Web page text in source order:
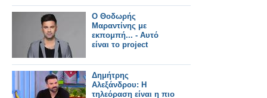
Ο Θοδωρής
Μαραντίνης με
εκπομπή... - Αυτό
είναι το project
Δημήτρης
Αλεξάνδρου: Η
τηλεόραση είναι η πιο